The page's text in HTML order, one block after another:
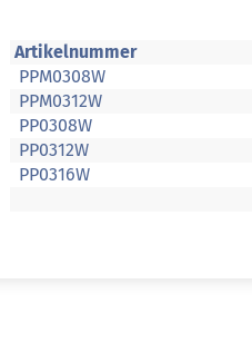
Artikelnummer
PPM0308W
PPM0312W
PP0308W
PP0312W
PP0316W